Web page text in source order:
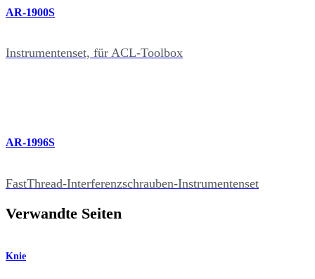
AR-1900S
Instrumentenset, für ACL-Toolbox
AR-1996S
FastThread-Interferenzschrauben-Instrumentenset
Verwandte Seiten
Knie